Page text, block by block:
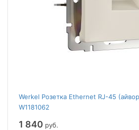
Werkel Розетка Ethernet RJ-45
W1181062
1 840 руб.